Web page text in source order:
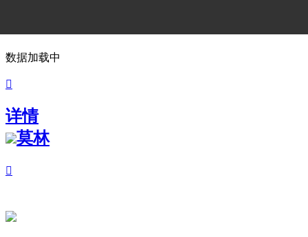
数据加载中

详情
莫林
